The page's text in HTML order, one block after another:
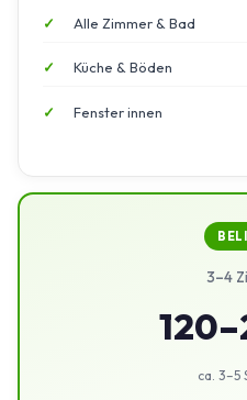
Alle Zimmer & Bad
Küche & Böden
Fenster innen
3–4
ca. 3–5